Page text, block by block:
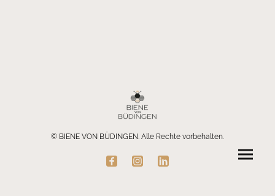
© BIENE VON BÜDINGEN. Alle Rechte vorbehalten.